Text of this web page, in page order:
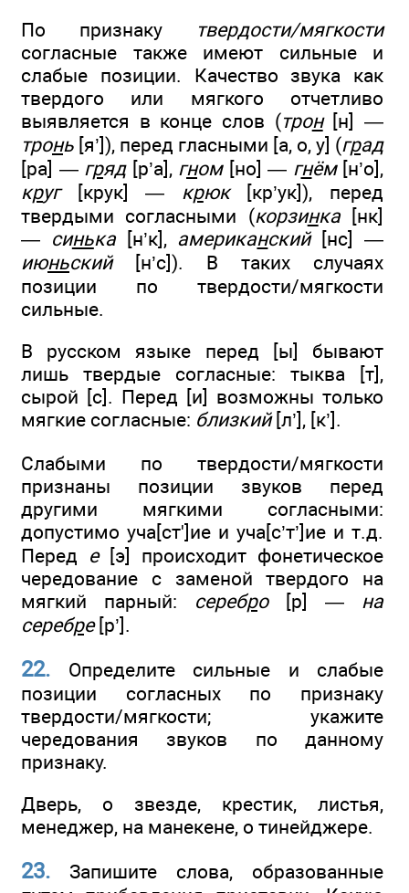
По признаку
твердости/мягкости
согласные также имеют сильные и
слабые позиции. Качество звука как
твердого или мягкого отчетливо
выявляется в конце слов (трон[н] —
тронь [я’]), перед гласными [а, о, у] (град
[ра] — гряд[р’а], гном[но] — гнём[н’о],
круг[крук] — крюк[кр’ук]), перед
твердыми согласными (корзинка[нк]
— синька[н’к], американский[нс] —
июньский[н’с]). В таких случаях
позиции по твердости/мягкости
сильные.
В русском языке перед [ы] бывают
лишь твердые согласные: тыква [т],
сырой [с]. Перед [и] возможны только
мягкие согласные: близкий[л’], [к’].
Слабыми по твердости/мягкости
признаны позиции звуков перед
другими мягкими согласными:
допустимо уча[ст']ие и уча[с’т’]ие и т.д.
Перед е[э] происходит фонетическое
чередование с заменой твердого на
мягкий парный: серебро[р] — на
серебре[р’].
22. Определите сильные и слабые
позиции согласных по признаку
твердости/мягкости; укажите
чередования звуков по данному
признаку.
Дверь, о звезде, крестик, листья,
менеджер, на манекене, о тинейджере.
23. Запишите слова, образованные